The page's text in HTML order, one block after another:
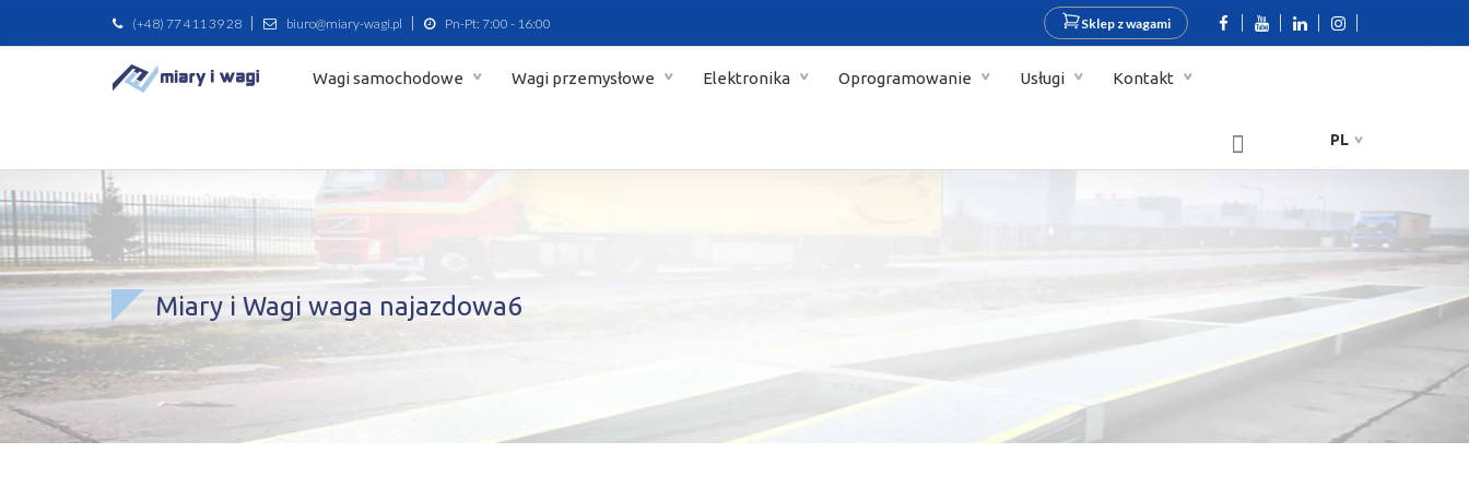
(+48) 77 411 39 28 biuro@miary-wagi.pl Pn-Pt: 7:00 - 16:00 Sklep z wagami
Wagi samochodowe Wagi przemysłowe Elektronika Oprogramowanie Usługi Kontakt
PL
Miary i Wagi waga najazdowa6